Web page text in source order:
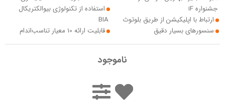
جشنواره iF
ارتباط با اپلیکیشن از طریق بلوتوث
سنسورهای بسیار دقیق
استفاده از تکنولوژی بیوالکتریکال
BIA
قابلیت ارائه 10 معیار تناسب‌اندام
ناموجود